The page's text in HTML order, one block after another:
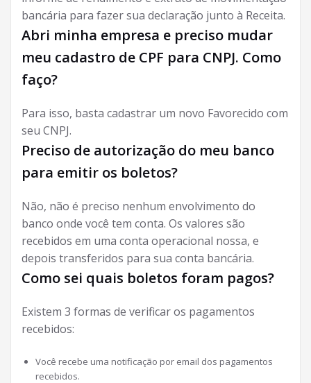
bancária para fazer sua declaração junto à Receita.
Abri minha empresa e preciso mudar
meu cadastro de CPF para CNPJ. Como
faço?
Para isso, basta cadastrar um novo Favorecido com
seu CNPJ.
Preciso de autorização do meu banco
para emitir os boletos?
Não, não é preciso nenhum envolvimento do
banco onde você tem conta. Os valores são
recebidos em uma conta operacional nossa, e
depois transferidos para sua conta bancária.
Como sei quais boletos foram pagos?
Existem 3 formas de verificar os pagamentos
recebidos:
Você recebe uma notificação por email dos pagamentos
recebidos.